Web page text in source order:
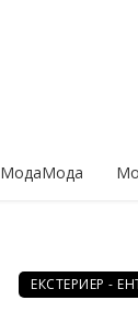
МодаМода
ЕКСТЕРИЕР -